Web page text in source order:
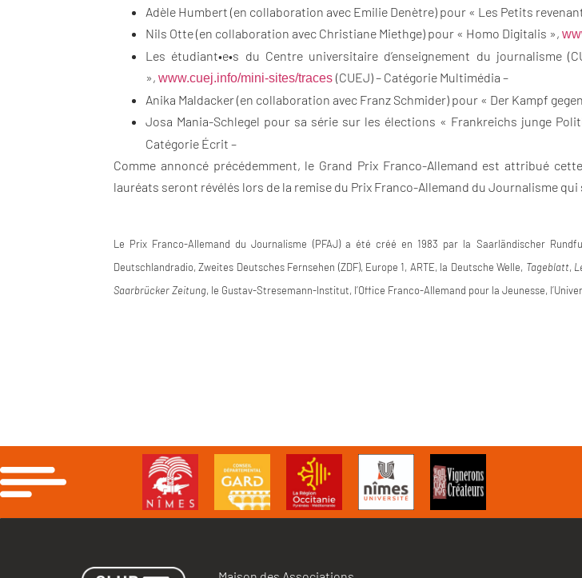
Adèle Humbert (en collaboration avec Emilie Denètre) pour « Les Petits
Nils Otte (en collaboration avec Christiane Miethge) pour « Homo Digitalis »,
Les étudiant•e•s du Centre universitaire d’enseignement du
», www.cuej.info/mini-sites/traces (CUEJ) – Catégorie Multimédia –
Anika Maldacker (en collaboration avec Franz Schmider) pour « Der Kampf
Josa Mania-Schlegel pour sa série sur les élections « Frankreichs junge
Catégorie Écrit –
Comme annoncé précédemment, le Grand Prix Franco-Allemand est attribué
lauréats seront révélés lors de la remise du Prix Franco-Allemand du Journalisme qui
Le Prix Franco-Allemand du Journalisme (PFAJ) a été créé en 1983 par la Saarländischer
Deutschlandradio, Zweites Deutsches Fernsehen (ZDF), Europe 1, ARTE, la Deutsche Welle, Tageblatt,
Saarbrücker Zeitung, le Gustav-Stresemann-Institut, l’Office Franco-Allemand pour la Jeunesse,